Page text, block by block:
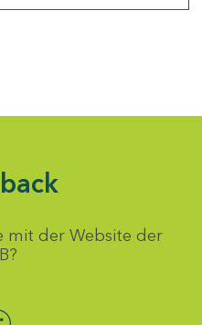
mit der Website der
auswählen